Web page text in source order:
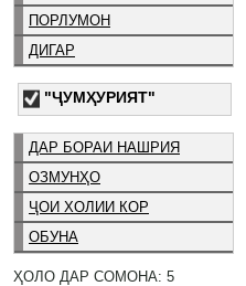
ПОРЛУМОН
ДИГАР
"ҶУМҲУРИЯТ"
ДАР БОРАИ НАШРИЯ
ОЗМУНҲО
ҶОИ ХОЛИИ КОР
ОБУНА
ҲОЛО ДАР СОМОНА: 5